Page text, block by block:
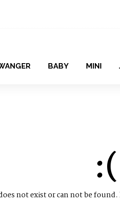
BABY MINI
:(
not exist or can not be